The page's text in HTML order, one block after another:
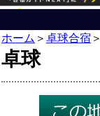
ホーム ＞ 卓球合宿 ＞
卓球